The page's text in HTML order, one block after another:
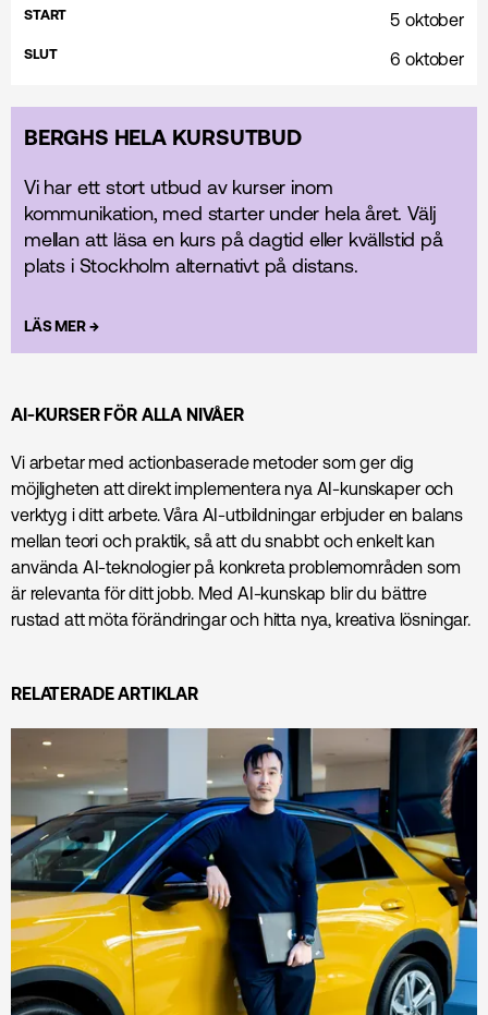
START 5 oktober
SLUT 6 oktober
BERGHS HELA KURSUTBUD
Vi har ett stort utbud av kurser inom
kommunikation, med starter under hela året. Välj
mellan att läsa en kurs på dagtid eller kvällstid på
plats i Stockholm alternativt på distans.
LÄS MER→
AI-KURSER FÖR ALLA NIVÅER
Vi arbetar med actionbaserade metoder som ger dig
möjligheten att direkt implementera nya AI-kunskaper och
verktyg i ditt arbete. Våra AI-utbildningar erbjuder en balans
mellan teori och praktik, så att du snabbt och enkelt kan
använda AI-teknologier på konkreta problemområden som
är relevanta för ditt jobb. Med AI-kunskap blir du bättre
rustad att möta förändringar och hitta nya, kreativa lösningar.
RELATERADE ARTIKLAR